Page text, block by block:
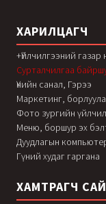
ХАРИЛЦАГЧ
+Үйлчилгээний газар
Сурталчилгаа
Үнийн санал, Гэрээ
Маркетинг,
Фото зургийн
Меню, боршур эх
Дуудлагын
Гүний худаг гаргана
ХАМТРАГЧ